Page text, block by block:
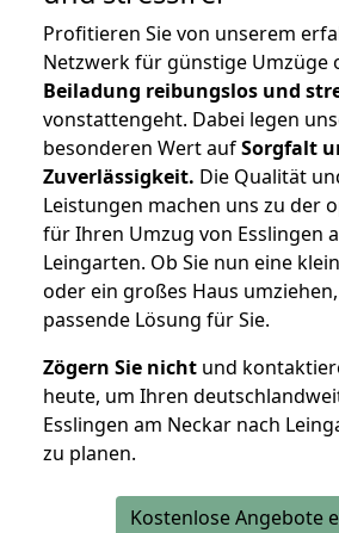
Profitieren Sie von unserem
Netzwerk für günstige Umzüge
Beiladung reibungslos und
vonstattengeht. Dabei legen
besonderen Wert aufSorgfalt
Zuverlässigkeit. Die Qualität
Leistungen machen uns zu der
für Ihren Umzug von Esslingen
Leingarten. Ob Sie nun eine
oder ein großes Haus
passende Lösung für Sie.
Zögern Sie nicht und
heute, um Ihren
Esslingen am Neckar nach
zu planen.
Kostenlose Angebote